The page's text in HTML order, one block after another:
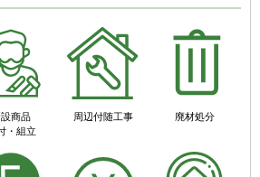
商品
・組立
周辺付随工事 廃材処分